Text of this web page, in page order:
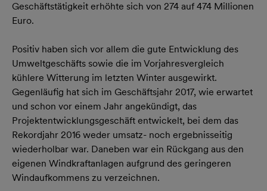
Geschäftstätigkeit erhöhte sich von 274 auf 474 Millionen
Euro.
Positiv haben sich vor allem die gute Entwicklung des
Umweltgeschäfts sowie die im Vorjahresvergleich
kühlere Witterung im letzten Winter ausgewirkt.
Gegenläufig hat sich im Geschäftsjahr 2017, wie erwartet
und schon vor einem Jahr angekündigt, das
Projektentwicklungsgeschäft entwickelt, bei dem das
Rekordjahr 2016 weder umsatz- noch ergebnisseitig
wiederholbar war. Daneben war ein Rückgang aus den
eigenen Windkraftanlagen aufgrund des geringeren
Windaufkommens zu verzeichnen.